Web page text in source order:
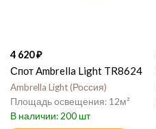
4 620
Спот Ambrella Light TR8624
Ambrella Light Россия
12
200